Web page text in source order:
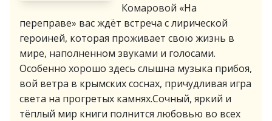
Комаровой «На
переправе» вас ждёт встреча с лирической
героиней, которая проживает свою жизнь в
мире, наполненном звуками и голосами.
Особенно хорошо здесь слышна музыка прибоя,
вой ветра в крымских соснах, причудливая игра
света на прогретых камнях.Сочный, яркий и
тёплый мир книги полнится любовью во всех